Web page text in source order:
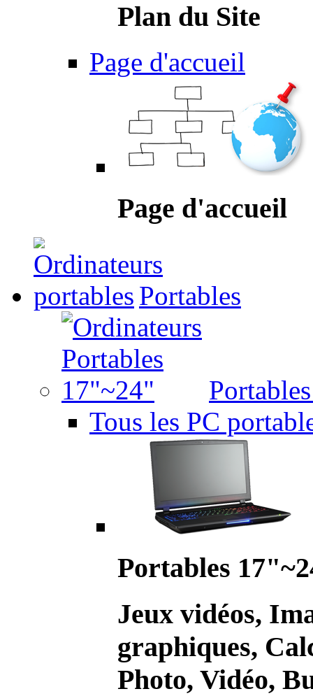
Plan du Site
Page d'accueil
Page d'accueil
Portables
Tous les PC
Portables
Jeux vidéos,
graphiques,
Photo, Vidéo,